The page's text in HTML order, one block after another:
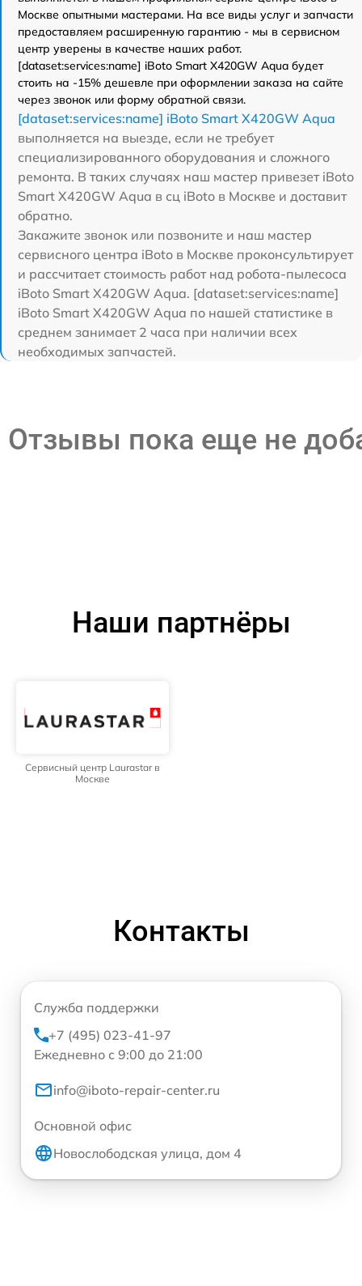
Москве опытными мастерами. На все виды услуг и запчасти
предоставляем расширенную гарантию - мы в сервисном
центр уверены в качестве наших работ.
[dataset:services:name] iBoto Smart Х420GW Aqua будет
стоить на -15% дешевле при оформлении заказа на сайте
через звонок или форму обратной связи.
[dataset:services:name] iBoto Smart Х420GW Aqua
выполняется на выезде, если не требует
специализированного оборудования и сложного
ремонта. В таких случаях наш мастер привезет iBoto
Smart Х420GW Aqua в сц iBoto в Москве и доставит
обратно.
Закажите звонок или позвоните и наш мастер
сервисного центра iBoto в Москве проконсультирует
и рассчитает стоимость работ над робота-пылесоса
iBoto Smart Х420GW Aqua. [dataset:services:name]
iBoto Smart Х420GW Aqua по нашей статистике в
среднем занимает 2 часа при наличии всех
необходимых запчастей.
Отзывы пока еще не
Наши партнёры
Сервисный центр Laurastar в
Москве
Контакты
Служба поддержки
+7 (495) 023-41-97
Ежедневно с 9:00 до 21:00
info@iboto-repair-center.ru
Основной офис
Новослободская улица, дом 4